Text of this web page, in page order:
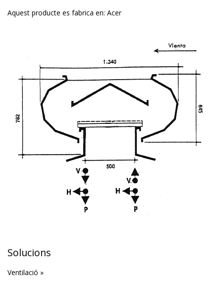
Aquest producte es fabrica en: Acer
Solucions
Ventilació »